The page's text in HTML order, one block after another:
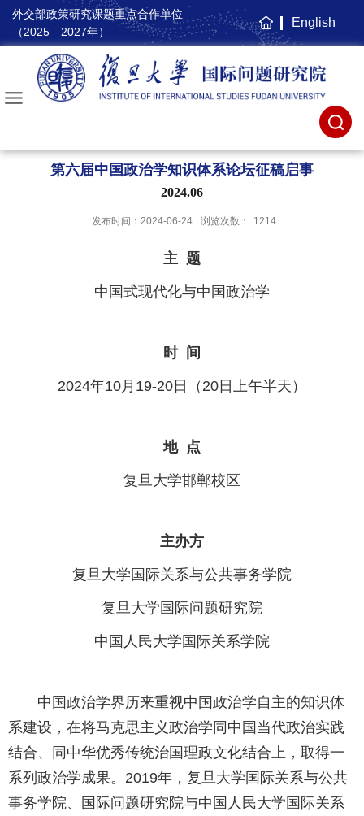
外交部政策研究课题重点合作单位
（2025—2027年）
主
页
English
第六届中国政治学知识体系论坛征稿启事
2024.06
发布时间：2024-06-24 浏览次数： 1214
主 题
中国式现代化与中国政治学
时 间
2024年10月19-20日（20日上午半天）
地 点
复旦大学邯郸校区
主办方
复旦大学国际关系与公共事务学院
复旦大学国际问题研究院
中国人民大学国际关系学院
中国政治学界历来重视中国政治学自主的知识体
系建设，在将马克思主义政治学同中国当代政治实践
结合、同中华优秀传统治国理政文化结合上，取得一
系列政治学成果。2019年，复旦大学国际关系与公共
事务学院、国际问题研究院与中国人民大学国际关系